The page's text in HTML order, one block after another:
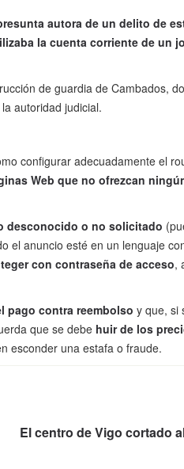
autora de un delito de
la cuenta corriente de un
de guardia de Cambados,
autoridad judicial.
configurar adecuadamente el
Web que no ofrezcan
desconocido o no solicitado
el anuncio esté en un lenguaje
con contraseña de acceso,
pago contra reembolso y que, si
que se debe huir de los
esconder una estafa o fraude.
El centro de Vigo cortado